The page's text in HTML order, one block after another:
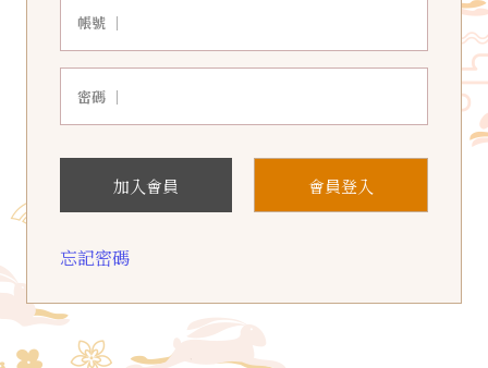
帳號 ｜
密碼 ｜
加入會員 會員登入
忘記密碼